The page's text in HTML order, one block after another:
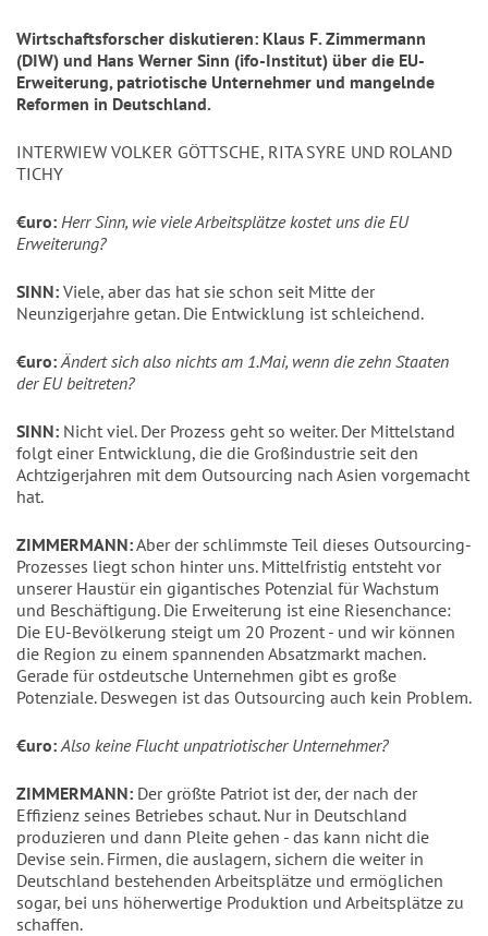
Wirtschaftsforscher diskutieren: Klaus F. Zimmermann
(DIW) und Hans Werner Sinn (ifo-Institut) über die EU-
Erweiterung, patriotische Unternehmer und mangelnde
Reformen in Deutschland.
INTERWIEW VOLKER GÖTTSCHE, RITA SYRE UND ROLAND
TICHY
€uro: Herr Sinn, wie viele Arbeitsplätze kostet uns die EU
Erweiterung?
SINN: Viele, aber das hat sie schon seit Mitte der
Neunzigerjahre getan. Die Entwicklung ist schleichend.
€uro: Ändert sich also nichts am 1.Mai, wenn die zehn Staaten
der EU beitreten?
SINN: Nicht viel. Der Prozess geht so weiter. Der Mittelstand
folgt einer Entwicklung, die die Großindustrie seit den
Achtzigerjahren mit dem Outsourcing nach Asien vorgemacht
hat.
ZIMMERMANN:Aber der schlimmste Teil dieses Outsourcing-
Prozesses liegt schon hinter uns. Mittelfristig entsteht vor
unserer Haustür ein gigantisches Potenzial für Wachstum
und Beschäftigung. Die Erweiterung ist eine Riesenchance:
Die EU-Bevölkerung steigt um 20 Prozent - und wir können
die Region zu einem spannenden Absatzmarkt machen.
Gerade für ostdeutsche Unternehmen gibt es große
Potenziale. Deswegen ist das Outsourcing auch kein Problem.
€uro: Also keine Flucht unpatriotischer Unternehmer?
ZIMMERMANN: Der größte Patriot ist der, der nach der
Effizienz seines Betriebes schaut. Nur in Deutschland
produzieren und dann Pleite gehen - das kann nicht die
Devise sein. Firmen, die auslagern, sichern die weiter in
Deutschland bestehenden Arbeitsplätze und ermöglichen
sogar, bei uns höherwertige Produktion und Arbeitsplätze zu
schaffen.